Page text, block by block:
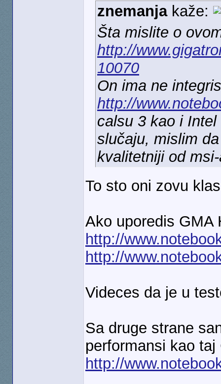
znemanjakaže:
Šta mislite o
http://
10070
On ima ne
http://
calsu 3 kao i
slučaju, mislim
kvalitetniji od
To sto oni zovu
Ako uporedis GMA
http://
http://
Videces da je u
Sa druge strane
performansi kao taj
http://